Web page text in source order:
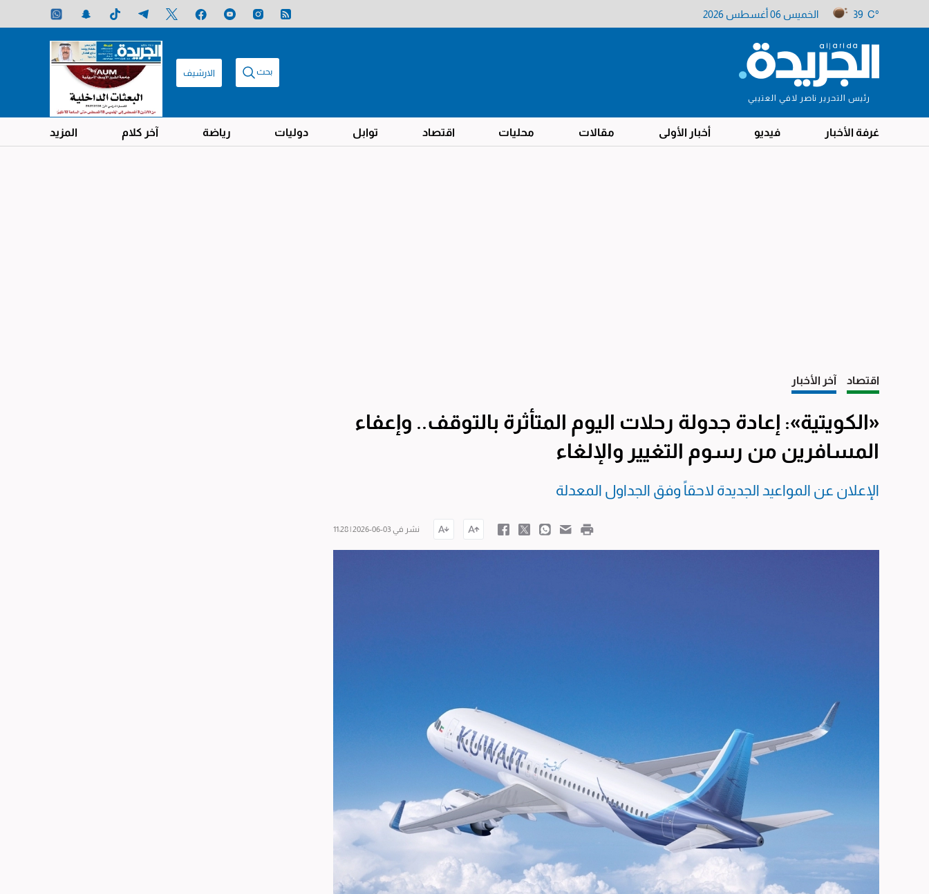
39 C° الخميس 06 أغسطس 2026
رئيس التحرير ناصر لافي العتيبي
بحث الارشيف
غرفة الأخبار فيديو أخبار الأولى مقالات محليات اقتصاد توابل دوليات رياضة آخر كلام المزيد
اقتصاد آخر الأخبار
«الكويتية»: إعادة جدولة رحلات اليوم المتأثرة بالتوقف.. وإعفاء
المسافرين من رسوم التغيير والإلغاء
الإعلان عن المواعيد الجديدة لاحقاً وفق الجداول المعدلة
نشر في 03-06-2026 | 11:28